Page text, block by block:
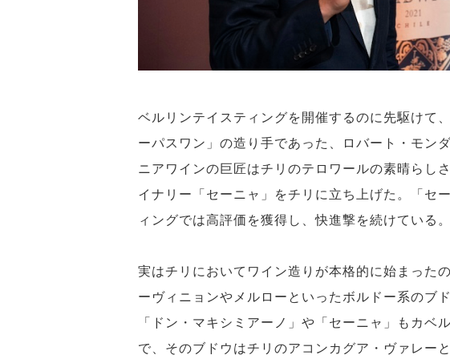
ベルリンテイスティングを開催するのに先駆けて
ーパスワン」の造り手であった、ロバート・モン
ニアワインの巨匠はチリのテロワールの素晴らし
イナリー「セーニャ」をチリに立ち上げた。「セ
ィングでは高評価を獲得し、快進撃を続けている。
実はチリにおいてワイン造りが本格的に始まった
ーヴィニョンやメルローといったボルドー系のブ
「ドン・マキシミアーノ」や「セーニャ」もカベ
で、そのブドウはチリのアコンカグア・ヴァレー